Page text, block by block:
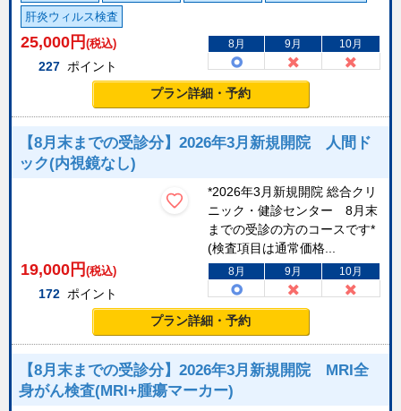
肝炎ウィルス検査
25,000 円 (税込)
227 ポイント
8月 9月 10月
プラン詳細・予約
【8月末までの受診分】2026年3月新規開院 人間ド
ック(内視鏡なし)
*2026年3月新規開院 総合クリ
ニック・健診センター 8月末
までの受診の方のコースです*
(検査項目は通常価格...
19,000 円 (税込)
172 ポイント
8月 9月 10月
プラン詳細・予約
【8月末までの受診分】2026年3月新規開院 MRI全
身がん検査(MRI+腫瘍マーカー)